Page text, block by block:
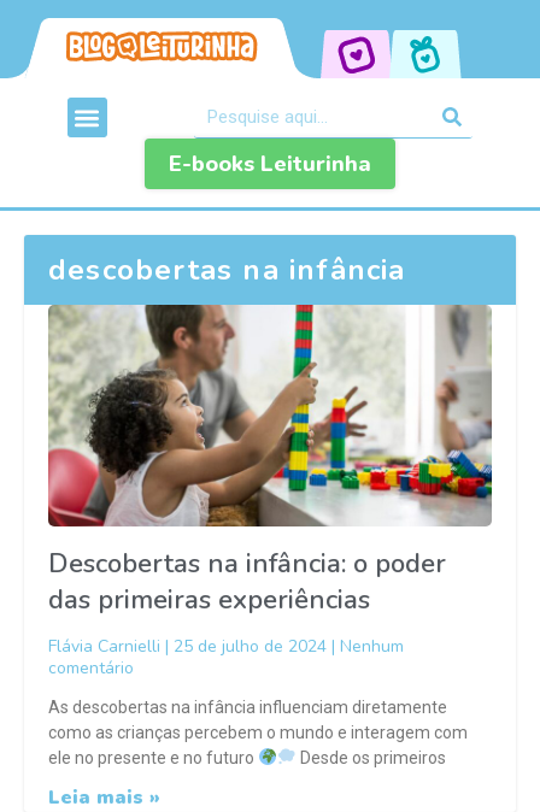
E-books Leiturinha
descobertas na infância
Descobertas na infância: o poder
das primeiras experiências
Flávia Carnielli 25 de julho de 2024
Nenhum
comentário
As descobertas na infância influenciam diretamente
como as crianças percebem o mundo e interagem com
ele no presente e no futuro
Desde os primeiros
Leia mais »